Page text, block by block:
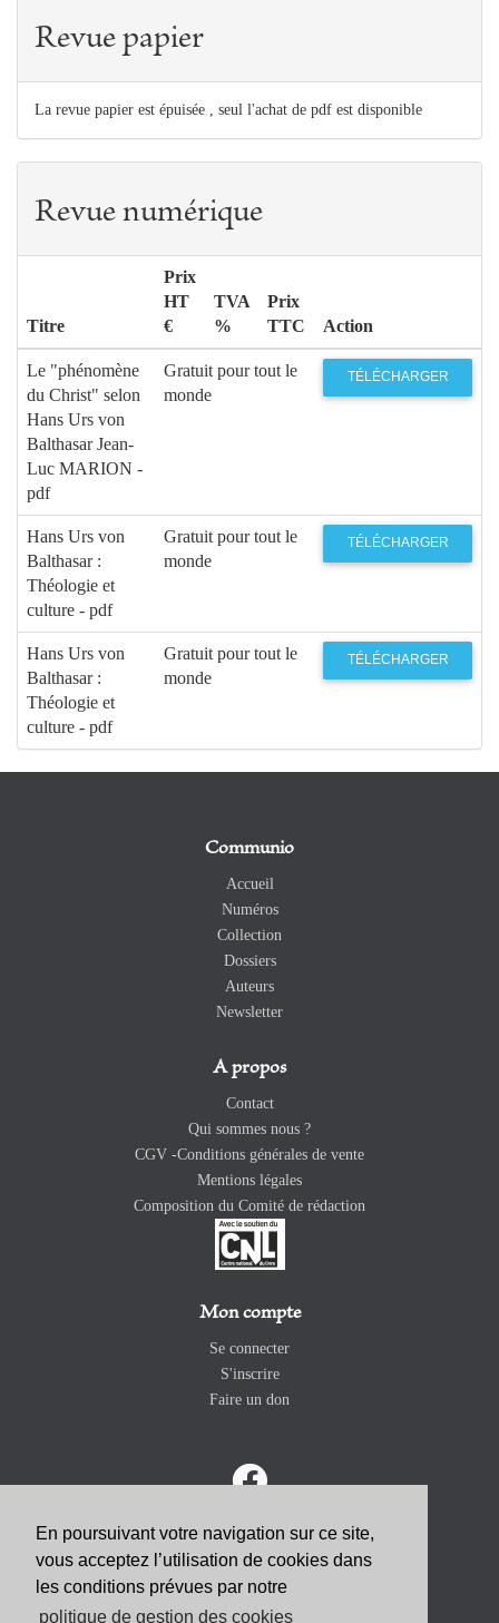
En poursuivant votre navigation sur ce site,
vous acceptez l’utilisation de cookies dans
les conditions prévues par notre
politique de gestion des cookies
Revue papier
La revue papier est épuisée , seul l'achat de pdf est disponible
Revue numérique
Titre
Prix
HT
€
TVA
%
Prix
TTC
Action
Le "phénomène
du Christ" selon
Hans Urs von
Balthasar Jean-
Luc MARION -
pdf
Gratuit pour tout le
monde
TÉLÉCHARGER
Hans Urs von
Balthasar :
Théologie et
culture - pdf
Gratuit pour tout le
monde
TÉLÉCHARGER
Hans Urs von
Balthasar :
Théologie et
culture - pdf
Gratuit pour tout le
monde
TÉLÉCHARGER
Communio
Accueil
Numéros
Collection
Dossiers
Auteurs
Newsletter
A propos
Contact
Qui sommes nous ?
CGV -Conditions générales de vente
Mentions légales
Composition du Comité de rédaction
Mon compte
Se connecter
S'inscrire
Faire un don
ABONNEZ-VOUS